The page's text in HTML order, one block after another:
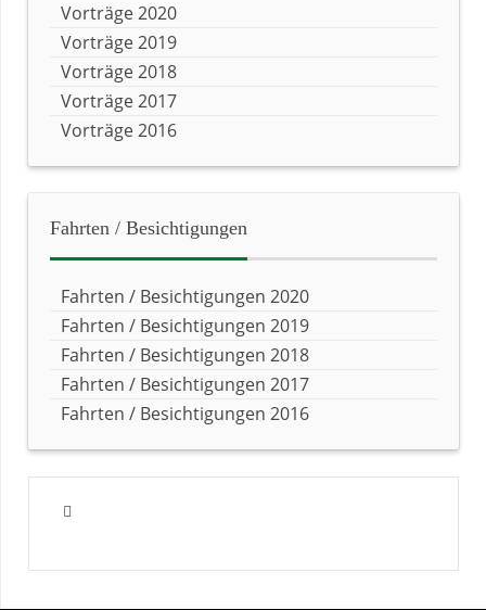
Vorträge 2020
Vorträge 2019
Vorträge 2018
Vorträge 2017
Vorträge 2016
Fahrten / Besichtigungen
Fahrten / Besichtigungen 2020
Fahrten / Besichtigungen 2019
Fahrten / Besichtigungen 2018
Fahrten / Besichtigungen 2017
Fahrten / Besichtigungen 2016